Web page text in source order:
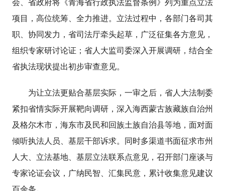
会、省政府将《青海省行政执法监督条例》列为重点立法
项目，高位统筹、全力推进。立法过程中，各部门各司其
职、协同发力，省司法厅牵头起草，广泛征集各方意见，
组织专家研讨论证；省人大监司委深入开展调研，结合全
省执法现状提出初步审查意见。
为让立法更贴合基层实际，一审之后，省人大法制委
紧扣省情实际开展靶向调研，深入海西蒙古族藏族自治州
及格尔木市，海东市及民和回族土族自治县等地，面对面
倾听执法人员、基层干部诉求。同时多渠道书面征求市州
人大、立法基地、基层立法联系点意见，召开部门座谈与
专家论证会议，广纳民智、汇集民意，累计收集意见建议